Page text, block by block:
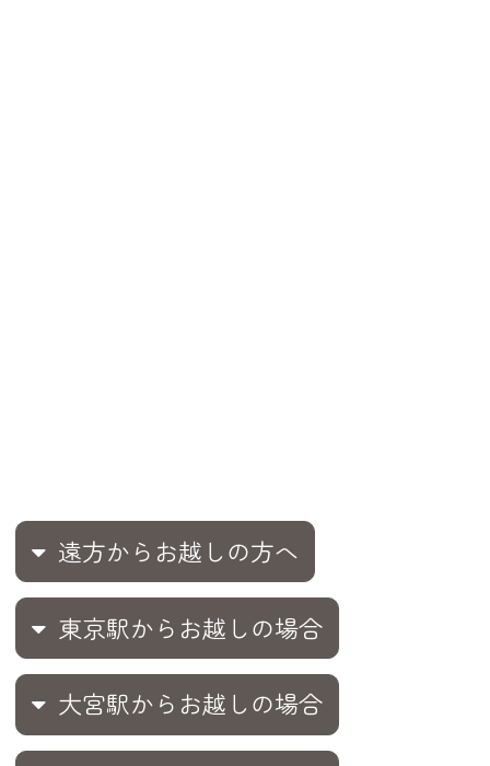
遠方からお越しの方へ
東京駅からお越しの場合
大宮駅からお越しの場合